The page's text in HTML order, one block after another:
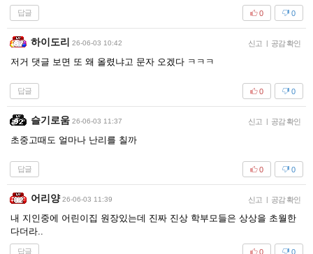
답글 0
0
하이도리 26-06-03 10:42 신고 | 공감 확인
저거 댓글 보면 또 왜 올렸냐고 문자 오겠다 ㅋㅋㅋ
답글 0
0
슬기로움 26-06-03 11:37 신고 | 공감 확인
초중고때도 얼마나 난리를 칠까
답글 0
0
어리양 26-06-03 11:39 신고 | 공감 확인
내 지인중에 어린이집 원장있는데 진짜 진상 학부모들은 상상을 초월한
다더라..
답글 0
0